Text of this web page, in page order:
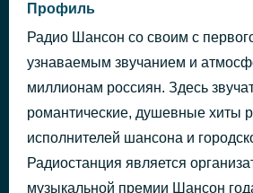
Профиль
Радио Шансон со своим с
узнаваемым звучанием и
миллионам россиян. Здесь
романтические, душевные хиты
исполнителей шансона и
Радиостанция является
музыкальной премии Шансон